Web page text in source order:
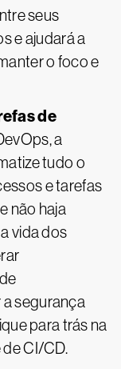
seus
e ajudará a
o foco e
de
a
tudo o
e tarefas
não haja
vida dos
segurança
para trás na
CI/CD.